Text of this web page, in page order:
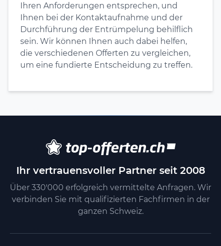
Ihren Anforderungen entsprechen, und
Ihnen bei der Kontaktaufnahme und der
Durchführung der Entrümpelung behilflich
sein. Wir können Ihnen auch dabei helfen,
die verschiedenen Offerten zu vergleichen,
um eine fundierte Entscheidung zu treffen.
Ihr vertrauensvoller Partner seit 2008
Über 330'000 erfolgreich vermittelte Anfragen. Wir
verbinden Sie mit qualifizierten Fachfirmen in der
ganzen Schweiz.